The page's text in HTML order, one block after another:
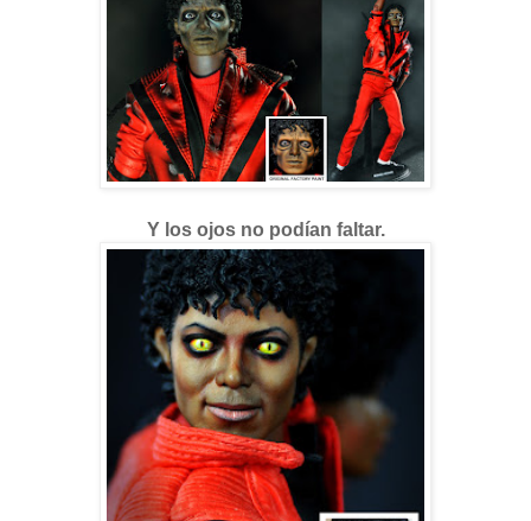
Y los ojos no podían faltar.